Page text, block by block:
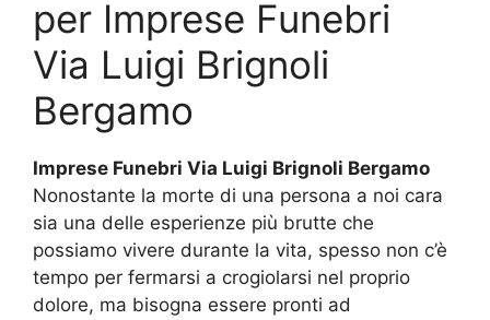
per Imprese Funebri
Via Luigi Brignoli
Bergamo
Imprese Funebri Via Luigi Brignoli Bergamo
Nonostante la morte di una persona a noi cara
sia una delle esperienze più brutte che
possiamo vivere durante la vita, spesso non c’è
tempo per fermarsi a crogiolarsi nel proprio
dolore, ma bisogna essere pronti ad